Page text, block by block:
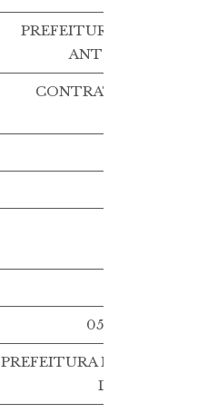
PREFEITURA
ANTONIO DE
CONTRATAÇÃO DE
05/09/2022 ÀS
PREFEITURA MUNICIPAL
DO JACUIPE/